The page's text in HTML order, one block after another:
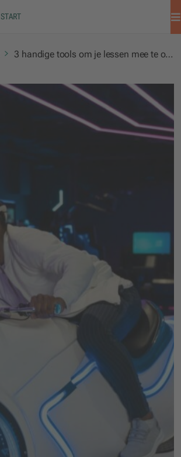
START
3 handige tools om je lessen mee te ondersteunen